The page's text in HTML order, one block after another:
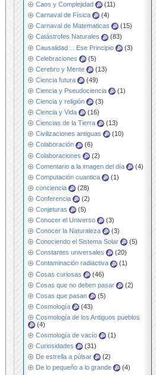
Caos y Complejidad
(11)
Carnaval de Física
(4)
Carnaval de Matematicas
(15)
Catástrofes Naturales
(83)
Causalidad… Ese Principio
(3)
Celebraciones
(5)
Cerebro y Mente
(13)
Ciencia futura
(49)
Ciencia y Pseudociencia
(1)
Ciencia y religión
(3)
Ciencia y Vida
(16)
Ciencias de la Tierra
(13)
Civilizaciones antiguas
(10)
Colaboración
(6)
Colaboraciones
(2)
Comentario a la imagen del día
(4)
Computación cuantica
(1)
conciencia
(28)
Conferencia
(2)
Conjeturas
(5)
Conocer el Universo
(3)
Conocer la Naturaleza
(3)
Conociendo el Sistema Solar
(5)
Constantes universales
(20)
Contaminación radiactiva
(1)
Cosas curiosas
(46)
Cosas que no deben pasar
(2)
Cosas que pasan
(5)
Cosmología
(43)
Cosmología de los Antiguos pueblos
(4)
Cosmología de vacío
(1)
Curiosidades
(31)
De estrella a púlsar
(2)
De lo pequeño a lo grande
(4)